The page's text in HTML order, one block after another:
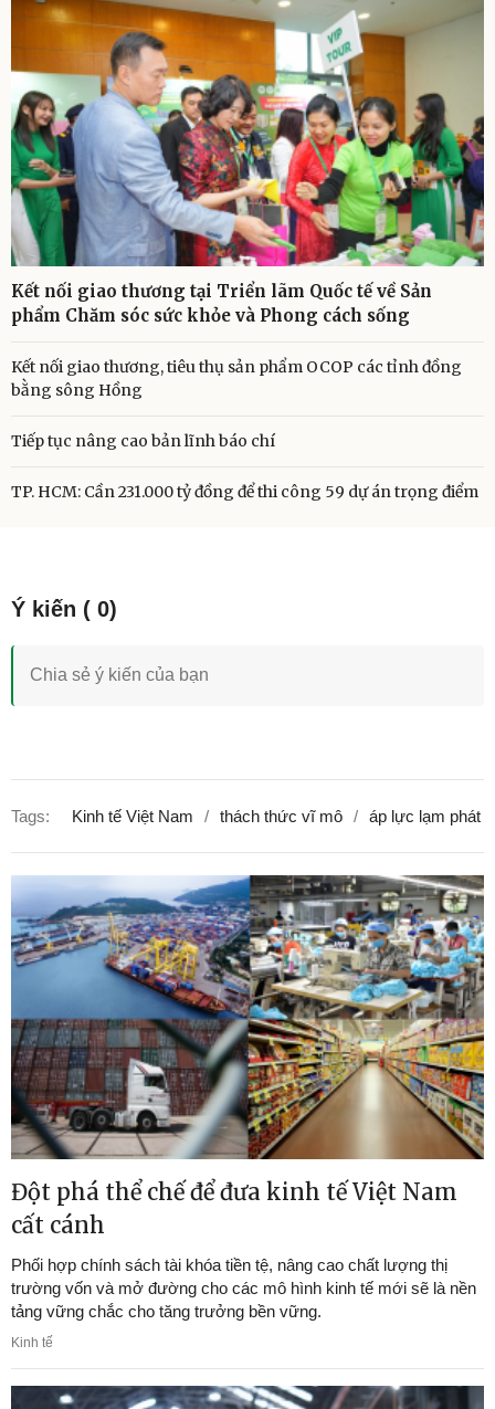
Kết nối giao thương tại Triển lãm Quốc tế về Sản
phẩm Chăm sóc sức khỏe và Phong cách sống
Kết nối giao thương, tiêu thụ sản phẩm OCOP các tỉnh đồng
bằng sông Hồng
Tiếp tục nâng cao bản lĩnh báo chí
TP. HCM: Cần 231.000 tỷ đồng để thi công 59 dự án trọng điểm
Tags: Kinh tế Việt Nam thách thức vĩ mô áp lực lạm phát
Đột phá thể chế để đưa kinh tế Việt Nam
cất cánh
Phối hợp chính sách tài khóa tiền tệ, nâng cao chất lượng thị
trường vốn và mở đường cho các mô hình kinh tế mới sẽ là nền
tảng vững chắc cho tăng trưởng bền vững.
Kinh tế